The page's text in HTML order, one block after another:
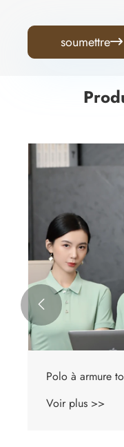
soumettre
Polo à colle
Voir plus >>
